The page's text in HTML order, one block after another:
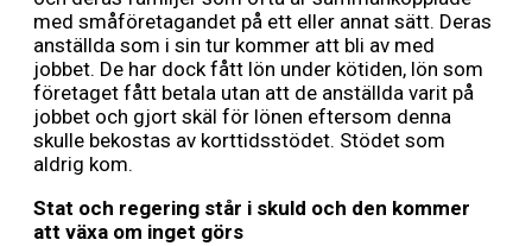
med småföretagandet på ett eller annat sätt. Deras
anställda som i sin tur kommer att bli av med
jobbet. De har dock fått lön under kötiden, lön som
företaget fått betala utan att de anställda varit på
jobbet och gjort skäl för lönen eftersom denna
skulle bekostas av korttidsstödet. Stödet som
aldrig kom.
Stat och regering står i skuld och den kommer
att växa om inget görs